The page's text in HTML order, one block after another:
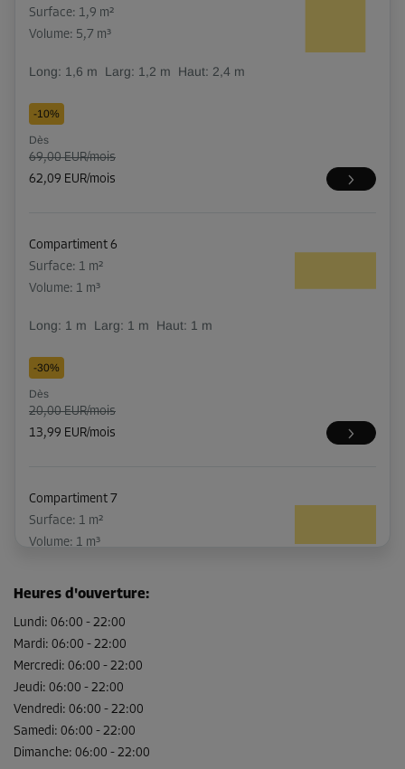
Surface: 1,9 m²
Volume: 5,7 m³
Long: 1,6 m Larg: 1,2 m Haut: 2,4 m
-10%
Dès
69,00 EUR/mois
62,09 EUR/mois
Compartiment 6
Surface: 1 m²
Volume: 1 m³
Long: 1 m Larg: 1 m Haut: 1 m
-30%
Dès
20,00 EUR/mois
13,99 EUR/mois
Compartiment 7
Surface: 1 m²
Volume: 1 m³
-30%
Dès
20,00 EUR/mois
13,99 EUR/mois
Compartiment 8
Heures d'ouverture:
Lundi: 06:00 - 22:00
Mardi: 06:00 - 22:00
Mercredi: 06:00 - 22:00
Jeudi: 06:00 - 22:00
Vendredi: 06:00 - 22:00
Samedi: 06:00 - 22:00
Dimanche: 06:00 - 22:00